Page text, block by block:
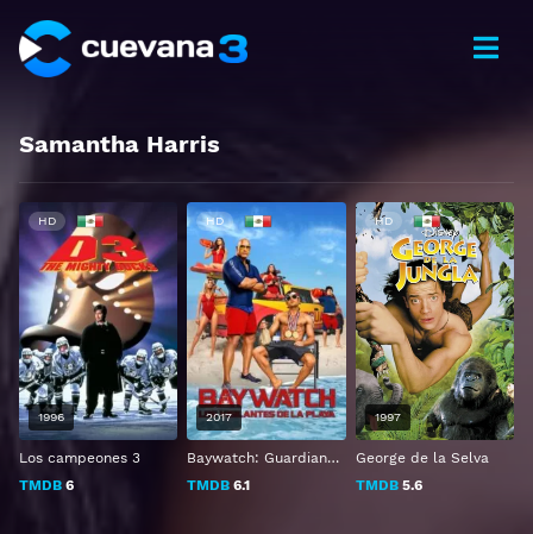
Samantha Harris
Los campeones 3
TMDB 6
HD
1996
Baywatch: Guardianes de la Bahía
TMDB 6.1
HD
2017
George de la Selva
TMDB5.6
HD
1997